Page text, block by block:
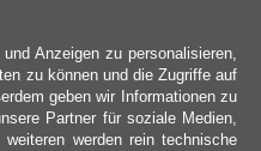
Anzeigen zu personalisieren,
zu können und die Zugriffe auf
geben wir Informationen zu
Partner für soziale Medien,
werden rein technische